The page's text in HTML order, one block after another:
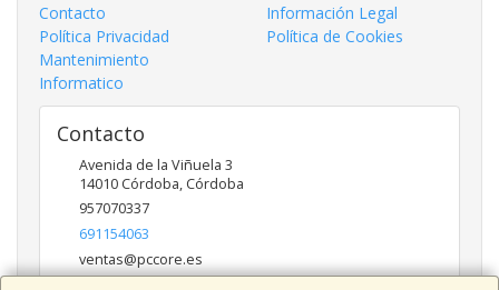
Contacto
Información Legal
Política Privacidad
Política de Cookies
Mantenimiento
Informatico
Contacto
Avenida de la Viñuela 3
14010 Córdoba, Córdoba
957070337
691154063
ventas@pccore.es